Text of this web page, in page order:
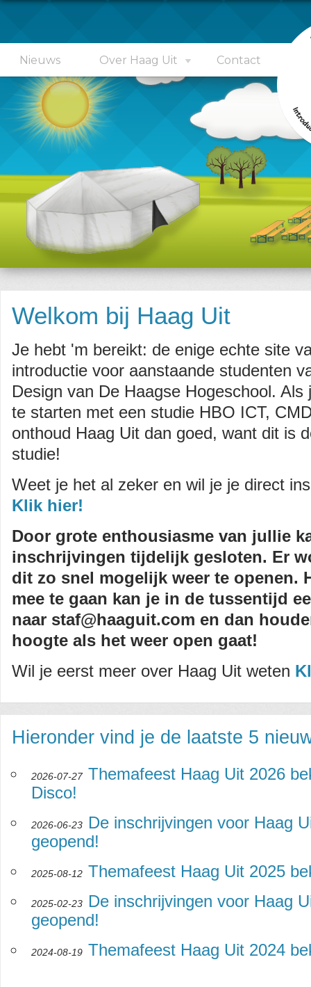
Nieuws Over Haag Uit Contact
Welkom bij Haag Uit
Je hebt 'm bereikt: de enige echte site
introductie voor aanstaande studenten
Design van De Haagse Hogeschool. Als
te starten met een studie HBO ICT,
onthoud Haag Uit dan goed, want dit is
studie!
Weet je het al zeker en wil je je direct
Klik hier!
Door grote enthousiasme van jullie
inschrijvingen tijdelijk gesloten. Er
dit zo snel mogelijk weer te openen.
mee te gaan kan je in de tussentijd
naar staf@haaguit.com en dan
hoogte als het weer open gaat!
Wil je eerst meer over Haag Uit weten
Hieronder vind je de laatste 5
2026-07-27 Themafeest Haag Uit 2026
Disco!
2026-06-23
De inschrijvingen voor Haag
geopend!
2025-08-12 Themafeest Haag Uit 2025
2025-02-23
De inschrijvingen voor Haag
geopend!
2024-08-19 Themafeest Haag Uit 2024